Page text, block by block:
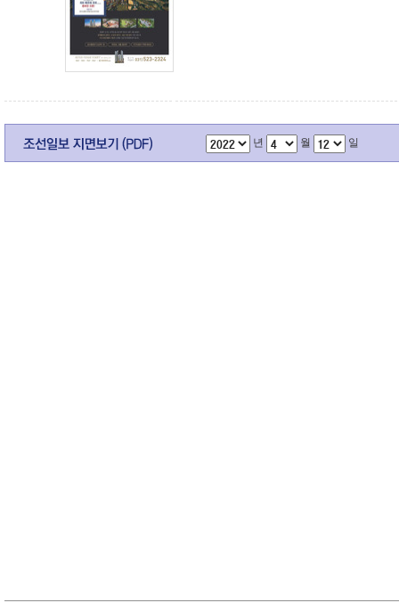
년 월 일